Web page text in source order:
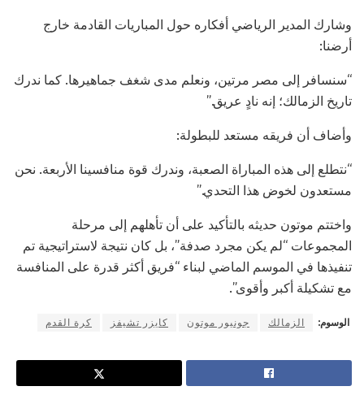
وشارك المدير الرياضي أفكاره حول المباريات القادمة خارج
أرضنا:
“سنسافر إلى مصر مرتين، ونعلم مدى شغف جماهيرها. كما ندرك
تاريخ الزمالك؛ إنه نادٍ عريق.”
وأضاف أن فريقه مستعد للبطولة:
“نتطلع إلى هذه المباراة الصعبة، وندرك قوة منافسينا الأربعة. نحن
مستعدون لخوض هذا التحدي.”
واختتم موتون حديثه بالتأكيد على أن تأهلهم إلى مرحلة
المجموعات “لم يكن مجرد صدفة”، بل كان نتيجة لاستراتيجية تم
تنفيذها في الموسم الماضي لبناء “فريق أكثر قدرة على المنافسة
مع تشكيلة أكبر وأقوى”.
الوسوم: الزمالك جونيور موتون كايزر تشيفز كرة القدم